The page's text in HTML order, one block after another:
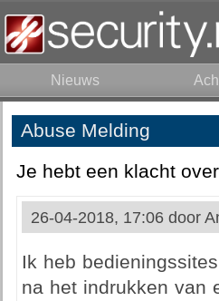
Nieuws
Abuse Melding
Je hebt een klacht
26-04-2018, 17:06 door
Ik heb
na het indrukken van